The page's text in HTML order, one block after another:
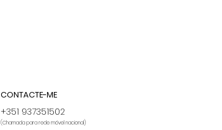
CONTACTE-ME
+351 937351502
(Chamada para rede móvel nacional)